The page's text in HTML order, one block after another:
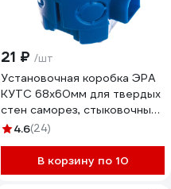
21 ₽ /шт
Установочная коробка ЭРА
КУТС 68х60мм для твердых
стен саморез, стыковочные
узлы, синяя IP20 Б0039187
4.6(24)
В корзину по 10